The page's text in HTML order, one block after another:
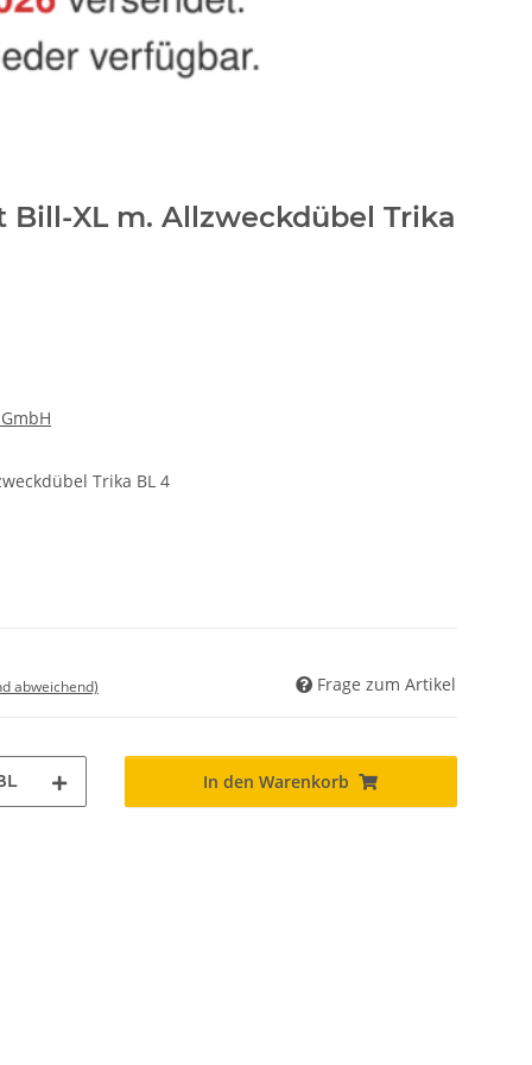
Bill-XL m. Allzweckdübel Trika
Trika BL 4
abweichend) Frage zum Artikel
In den Warenkorb